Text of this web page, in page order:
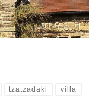
tzatzadaki villa